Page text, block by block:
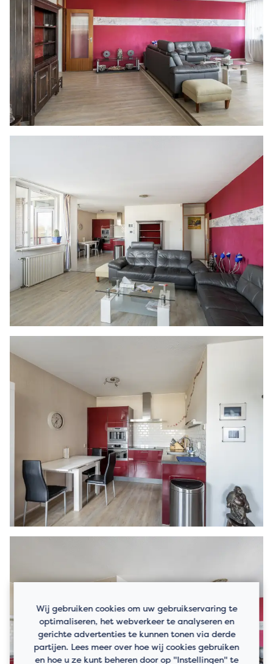
Wij gebruiken cookies om uw gebruikservaring te
optimaliseren, het webverkeer te analyseren en
gerichte advertenties te kunnen tonen via derde
partijen. Lees meer over hoe wij cookies gebruiken
en hoe u ze kunt beheren door op "Instellingen" te